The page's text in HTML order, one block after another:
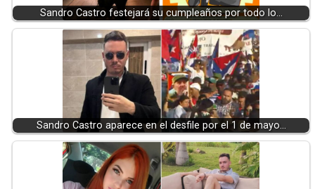
Sandro Castro festejará su cumpleaños por todo lo…
Sandro Castro aparece en el desfile por el 1 de mayo…